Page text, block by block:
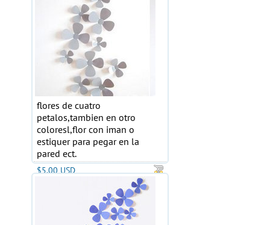
flores de cuatro
petalos,tambien en otro
coloresl,flor con iman o
estiquer para pegar en la
pared ect.
$5.00 USD